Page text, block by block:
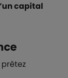
capital